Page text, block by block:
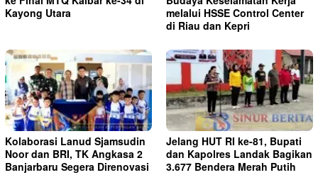
Kayong Utara
melalui HSSE Control Center
di Riau dan Kepri
Kolaborasi Lanud Sjamsudin
Noor dan BRI, TK Angkasa 2
Banjarbaru Segera Direnovasi
Jelang HUT RI ke-81, Bupati
dan Kapolres Landak Bagikan
3.677 Bendera Merah Putih